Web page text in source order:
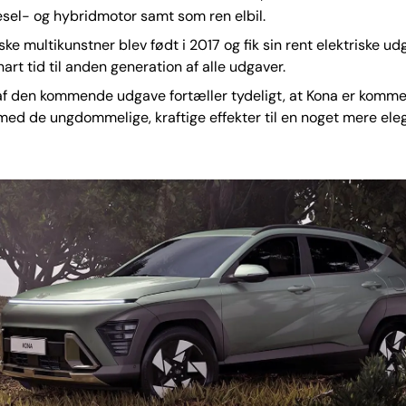
og hybridmotor samt som ren elbil.
multikunstner blev født i 2017 og fik sin rent elektriske
tid til anden generation af alle udgaver.
den kommende udgave fortæller tydeligt, at Kona er
de ungdommelige, kraftige effekter til en noget mere